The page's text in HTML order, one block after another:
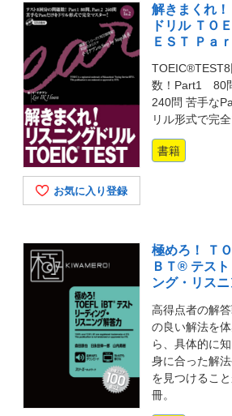
お気に入り登録
解きまくれ
ドリル ＴＯ
ＥＳＴ Ｐａ
数！Part1 80
240問 苦手な
リル形式で完
書籍
極めろ！ Ｔ
ＢＴ® テス
ング・リス
高得点者の解
の良い解法を
ら、具体的に
身に合った解
を見つけるこ
冊。